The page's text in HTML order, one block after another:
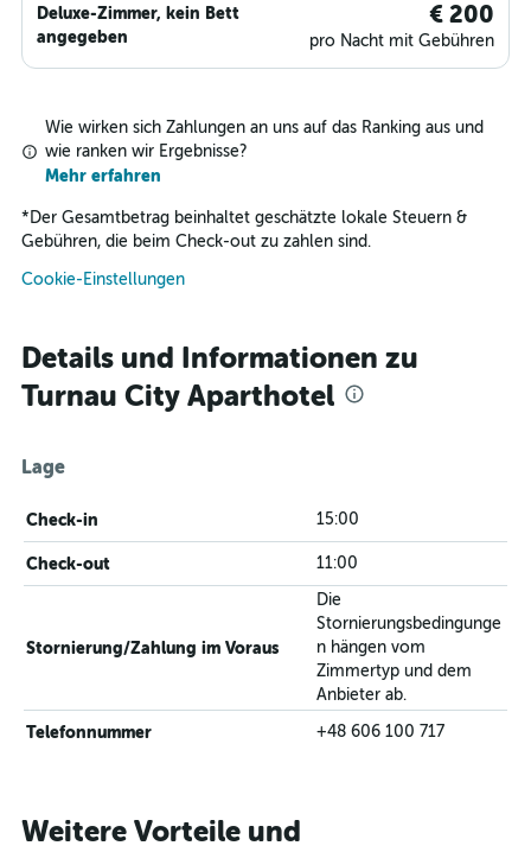
Deluxe-Zimmer, kein Bett
angegeben
€ 200
pro Nacht mit Gebühren
Wie wirken sich Zahlungen an uns auf das Ranking aus und
wie ranken wir Ergebnisse?
Mehr erfahren
* Der Gesamtbetrag beinhaltet geschätzte lokale Steuern &
Gebühren, die beim Check-out zu zahlen sind.
Cookie-Einstellungen
Details und Informationen zu
Turnau City Aparthotel
Lage
Check-in 15:00
Check-out 11:00
Stornierung/Zahlung im Voraus
Die
Stornierungsbedingunge
n hängen vom
Zimmertyp und dem
Anbieter ab.
Telefonnummer +48 606 100 717
Weitere Vorteile und